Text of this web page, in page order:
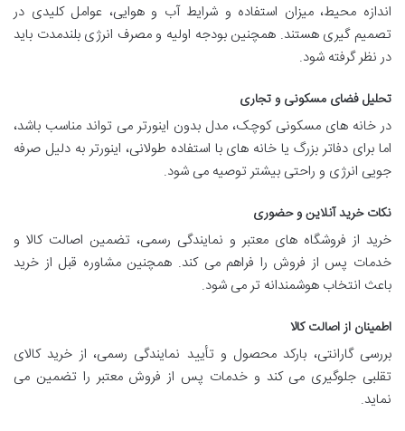
اندازه محیط، میزان استفاده و شرایط آب و هوایی، عوامل کلیدی در
تصمیم گیری هستند. همچنین بودجه اولیه و مصرف انرژی بلندمدت باید
در نظر گرفته شود.
تحلیل فضای مسکونی و تجاری
در خانه های مسکونی کوچک، مدل بدون اینورتر می تواند مناسب باشد،
اما برای دفاتر بزرگ یا خانه های با استفاده طولانی، اینورتر به دلیل صرفه
جویی انرژی و راحتی بیشتر توصیه می شود.
نکات خرید آنلاین و حضوری
خرید از فروشگاه های معتبر و نمایندگی رسمی، تضمین اصالت کالا و
خدمات پس از فروش را فراهم می کند. همچنین مشاوره قبل از خرید
باعث انتخاب هوشمندانه تر می شود.
اطمینان از اصالت کالا
بررسی گارانتی، بارکد محصول و تأیید نمایندگی رسمی، از خرید کالای
تقلبی جلوگیری می کند و خدمات پس از فروش معتبر را تضمین می
نماید.